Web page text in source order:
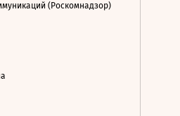
(Роскомнадзор)